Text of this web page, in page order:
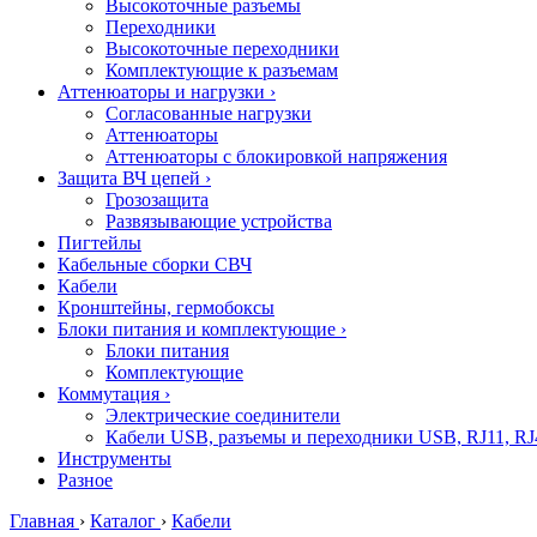
Высокоточные разъемы
Переходники
Высокоточные переходники
Комплектующие к разъемам
Аттенюаторы и нагрузки ›
Согласованные нагрузки
Аттенюаторы
Аттенюаторы с блокировкой напряжения
Защита ВЧ цепей ›
Грозозащита
Развязывающие устройства
Пигтейлы
Кабельные сборки СВЧ
Кабели
Кронштейны, гермобоксы
Блоки питания и комплектующие ›
Блоки питания
Комплектующие
Коммутация ›
Электрические соединители
Кабели USB, разъемы и переходники USB, RJ11,
Инструменты
Разное
Главная › Каталог › Кабели